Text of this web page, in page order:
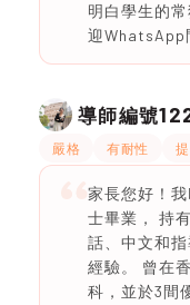
明白學生的
迎WhatsApp
導師編號
嚴格 有耐性
家長您好！
士畢業， 持
話、中文和
經驗。 曾在
科，並於3間